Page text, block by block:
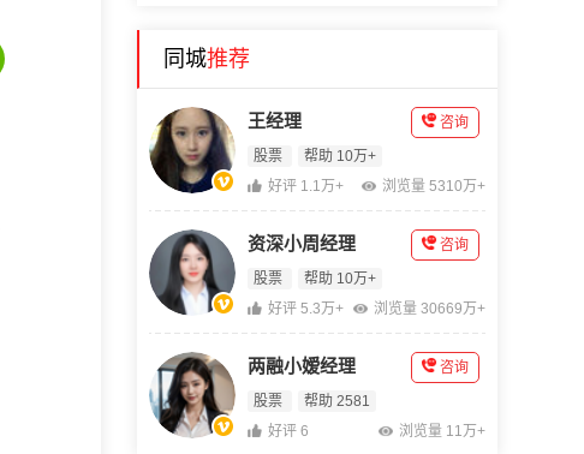
同城推荐
王经理
股票 帮助 10万+
咨询
好评 1.1万+ 浏览量 5310万+
资深小周经理
股票 帮助 10万+
咨询
好评 5.3万+ 浏览量 30669万+
两融小嫒经理
股票 帮助 2581
咨询
好评 6 浏览量 11万+